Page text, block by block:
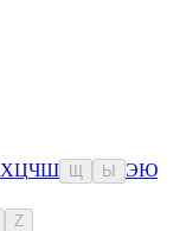
ХЦЧШ Ы ЭЮ
Z